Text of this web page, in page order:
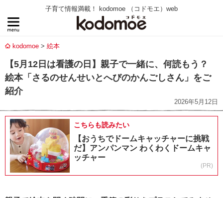
子育て情報満載！ kodomoe （コドモエ）web
kodomoe 絵本
【5月12日は看護の日】親子で一緒に、何読もう？
絵本「さるのせんせいとへびのかんごしさん」をご
紹介
2026年5月12日
こちらも読みたい
【おうちでドームキャッチャーに挑戦
だ】アンパンマン わくわくドームキャ
ッチャー
(PR)